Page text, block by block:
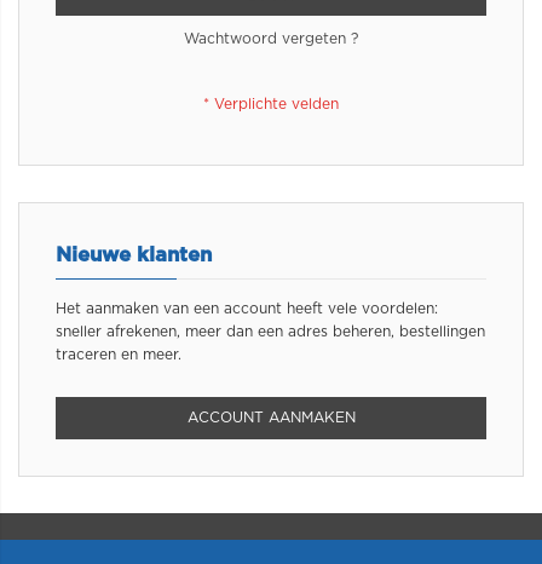
Wachtwoord vergeten ?
Nieuwe klanten
Het aanmaken van een account heeft vele voordelen:
sneller afrekenen, meer dan een adres beheren, bestellingen
traceren en meer.
ACCOUNT AANMAKEN